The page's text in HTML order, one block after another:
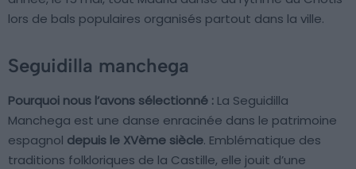
lors de bals populaires organisés partout dans la ville.
Seguidilla manchega
Pourquoi nous l’avons sélectionné : La Seguidilla
Manchega est une danse enracinée dans le patrimoine
espagnol depuis le XVème siècle. Emblématique des
traditions folkloriques de la Castille, elle jouit d’une